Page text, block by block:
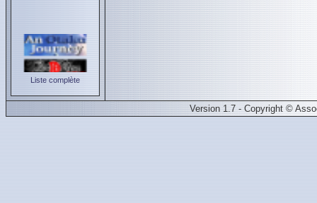
Liste complète
Version 1.7 - Copyright ©